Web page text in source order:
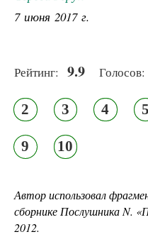
7 июня 2017 г.
Рейтинг: 9.9 Голосов:
2 3 4 5
9 10
Автор использовал
сборнике Послушника N.
2012.